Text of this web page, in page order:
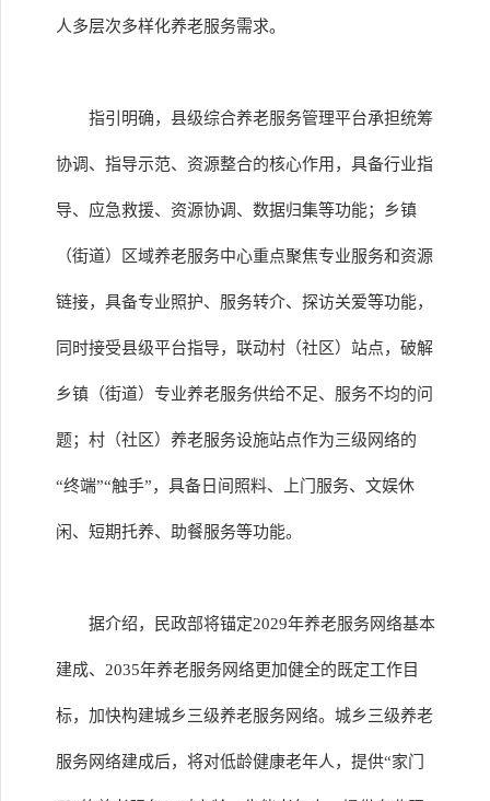
人多层次多样化养老服务需求。
指引明确，县级综合养老服务管理平台承担统筹
协调、指导示范、资源整合的核心作用，具备行业指
导、应急救援、资源协调、数据归集等功能；乡镇
（街道）区域养老服务中心重点聚焦专业服务和资源
链接，具备专业照护、服务转介、探访关爱等功能，
同时接受县级平台指导，联动村（社区）站点，破解
乡镇（街道）专业养老服务供给不足、服务不均的问
题；村（社区）养老服务设施站点作为三级网络的
“终端”“触手”，具备日间照料、上门服务、文娱休
闲、短期托养、助餐服务等功能。
据介绍，民政部将锚定2029年养老服务网络基本
建成、2035年养老服务网络更加健全的既定工作目
标，加快构建城乡三级养老服务网络。城乡三级养老
服务网络建成后，将对低龄健康老年人，提供“家门